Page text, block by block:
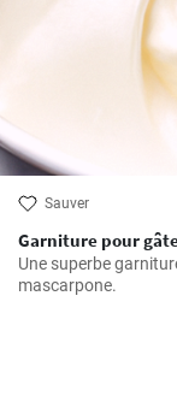
Sauver
Garniture pour
Une superbe
mascarpone.